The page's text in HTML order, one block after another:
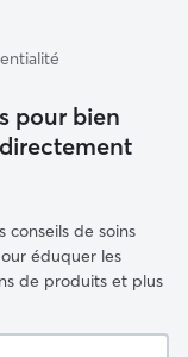
pour bien
conseils de soins
éduquer les
de produits et plus